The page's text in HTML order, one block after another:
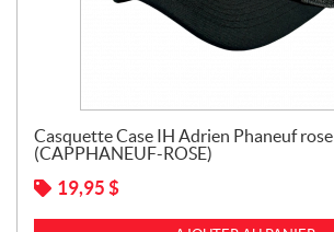
Casquette Case IH Adrien Phaneuf rose
(CAPPHANEUF-ROSE)
19,95 $